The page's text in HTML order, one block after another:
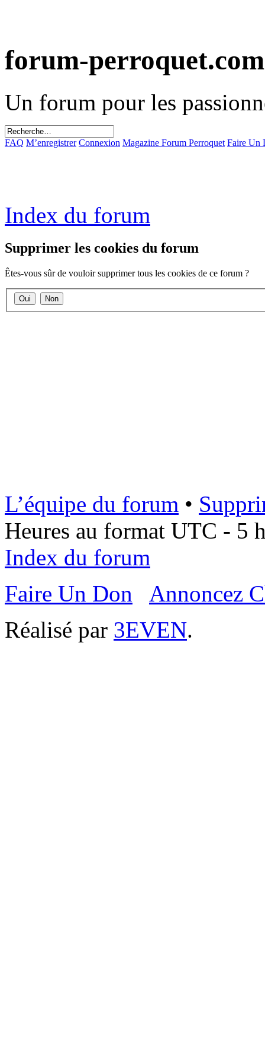
forum-perroquet.com
Un forum pour les
FAQ M’enregistrer Connexion Magazine Forum Perroquet Faire Un
Index du forum
Supprimer les cookies du forum
Êtes-vous sûr de vouloir supprimer tous les cookies de ce forum ?
L’équipe du forum •
Heures au format UTC - 5
Index du forum
Faire Un Don
Annoncez
Réalisé par 3EVEN.